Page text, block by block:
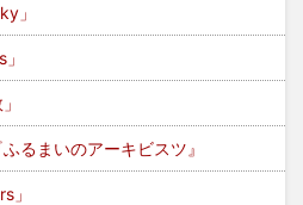
」
るまいのアーキビスツ』
」